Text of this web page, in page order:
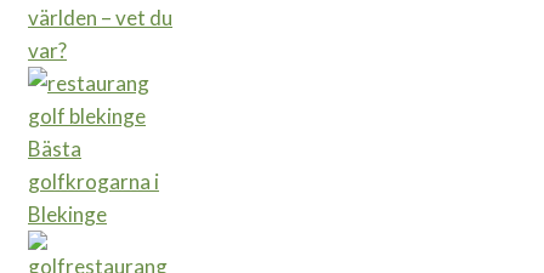
världen – vet du
var?
Bästa
golfkrogarna i
Blekinge